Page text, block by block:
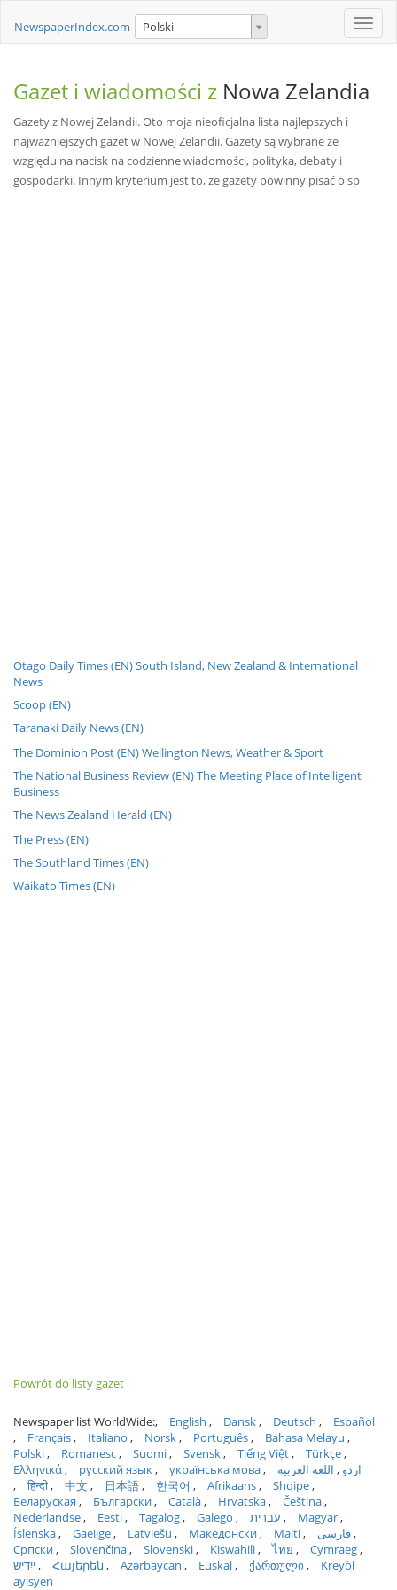
Toggle
NewspaperIndex.com Polski
Gazet i wiadomości z Nowa Zelandia
Gazety z Nowej Zelandii. Oto moja nieoficjalna lista najlepszych i
najważniejszych gazet w Nowej Zelandii. Gazety są wybrane ze
względu na nacisk na codzienne wiadomości, polityka, debaty i
gospodarki. Innym kryterium jest to, że gazety powinny pisać o sp
Otago Daily Times (EN) South Island, New Zealand & International
News
Scoop (EN)
Taranaki Daily News (EN)
The Dominion Post (EN) Wellington News, Weather & Sport
The National Business Review (EN) The Meeting Place of Intelligent
Business
The News Zealand Herald (EN)
The Press (EN)
The Southland Times (EN)
Waikato Times (EN)
Powrót do listy gazet
Newspaper list WorldWide: English Dansk Deutsch
Español
Français
Italiano Norsk Português
Bahasa Melayu
Polski
Romanesc Suomi Svensk Tiếng Việt
Türkçe
Ελληνικά
русский язык українська мова اردو
اللغة العربية
हिन्दी
中文 日本語 한국어 Afrikaans
Shqipe
Беларуская
Български Català Hrvatska
Čeština
Nederlandse
Eesti Tagalog Galego עברית
Magyar
Íslenska
Gaeilge Latviešu Македонски Malti
فارسی
Српски
Slovenčina Slovenski Kiswahili ไทย
Cymraeg
ייִדיש
Հայերեն Azərbaycan Euskal ქართული
Kreyòl
ayisyen